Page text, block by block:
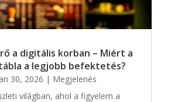
a digitális korban – Miért a
a legjobb befektetés?
30, 2026 | Megjelenés
világban, ahol a figyelem a